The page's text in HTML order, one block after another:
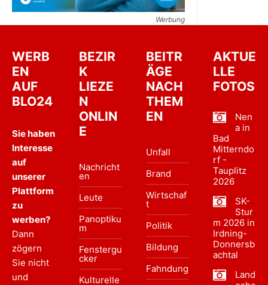
Werbung
WERB
EN
AUF
BLO24
Sie haben
Interesse
auf
unserer
Plattform
zu
werben?
Dann
zögern
Sie nicht
und
BEZIR
K
LIEZE
N
ONLIN
E
Nachricht
en
Leute
Panoptiku
m
Fenstergu
cker
Kulturelle
BEITR
ÄGE
NACH
THEM
EN
Unfall
Brand
Wirtschaf
t
Politik
Bildung
Fahndung
AKTUE
LLE
FOTOS
Nen
a in
Bad
Mitterndo
rf -
Tauplitz
2026
SK-
Stur
m 2026 in
Irdning-
Donnersb
achtal
Land